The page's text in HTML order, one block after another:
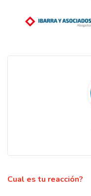
Cual es tu reacción?